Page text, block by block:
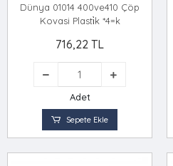
Dünya 01014 400ve410 Çöp
Kovasi Plasti̇k *4=k
716,22 TL
Adet
Sepete Ekle